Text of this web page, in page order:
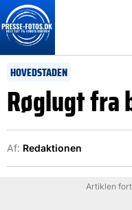
HOVEDSTADEN
Røglugt fra
Af: Redaktionen
Artiklen